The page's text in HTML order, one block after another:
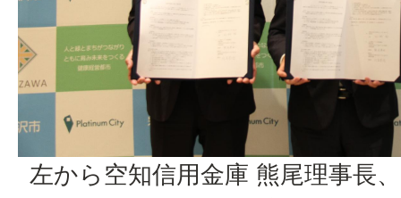
左から空知信用金庫 熊尾理事長